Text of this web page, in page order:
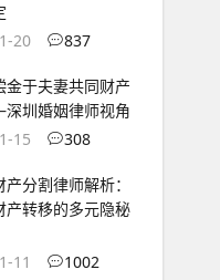
20
837
金于夫妻共同财产
圳婚姻律师视角
15
308
分割律师解析：
产转移的多元隐秘
11
1002